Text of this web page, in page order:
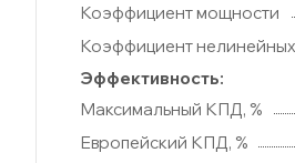
Коэффициент мощности
Коэффициент
Эффективность:
Максимальный КПД, %
Европейский КПД, %